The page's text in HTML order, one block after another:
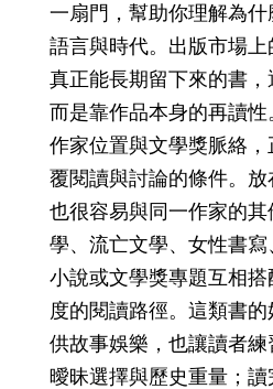
一扇門，幫助你理解為
語言與時代。出版市場
真正能長期留下來的書，
而是靠作品本身的再讀性
作家位置與文學獎脈絡，
覆閱讀與討論的條件。
也很容易與同一作家的
學、流亡文學、女性書
小說或文學獎專題互相
度的閱讀路徑。這類書
供故事娛樂，也讓讀者練
曖昧選擇與歷史重量；